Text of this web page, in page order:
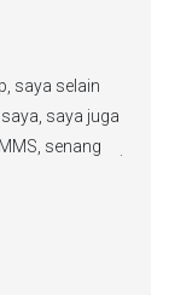
lengkap,
Ganteng